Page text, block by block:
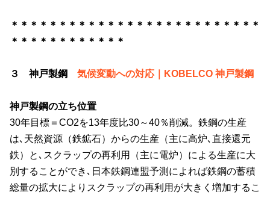
＊＊＊＊＊＊＊＊＊＊＊＊＊＊＊＊＊＊＊＊＊＊＊＊＊＊
＊＊＊＊＊＊＊＊＊＊＊＊
３ 神戸製鋼 気候変動への対応｜KOBELCO 神戸製鋼
神戸製鋼の立ち位置
30年目標＝CO2を13年度比30～40％削減。鉄鋼の生産
は､天然資源（鉄鉱石）からの生産（主に高炉､直接還元
鉄）と､スクラップの再利用（主に電炉）による生産に大
別することができ､日本鉄鋼連盟予測によれば鉄鋼の蓄積
総量の拡大によりスクラップの再利用が大きく増加するこ